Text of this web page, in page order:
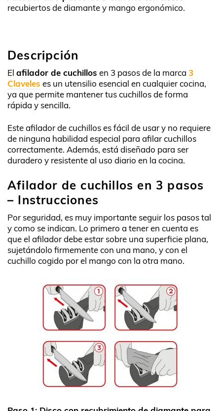
en
de
recubiertos de diamante y mango ergonómico.
Descripción
El afilador de cuchillos en 3 pasos de la marca 3
Claveles es un utensilio esencial en cualquier cocina,
ya que permite mantener tus cuchillos de forma
rápida y sencilla.
Este afilador de cuchillos es fácil de usar y no requiere
de ninguna habilidad especial para afilar cuchillos
correctamente. Además, está diseñado para ser
duradero y resistente al uso diario en la cocina.
Afilador de cuchillos en 3 pasos
– Instrucciones
Por seguridad, es muy importante seguir los pasos tal
y como se indican. Lo primero a tener en cuenta es
que el afilador debe estar sobre una superficie plana,
sujetándolo firmemente con una mano, y con el
cuchillo cogido por el mango con la otra mano.